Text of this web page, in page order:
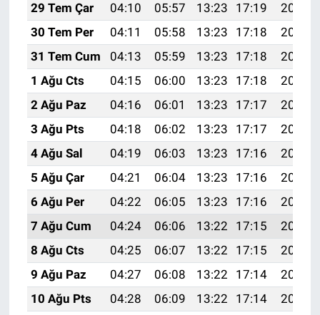
29 Tem Çar
04:10 05:57 13:23 17:19
20:39
30 Tem Per
04:11 05:58 13:23 17:18
20:38
31 Tem Cum
04:13 05:59 13:23 17:18
20:37
1 Ağu Cts
04:15 06:00 13:23 17:18
20:36
2 Ağu Paz
04:16 06:01 13:23 17:17
20:35
3 Ağu Pts
04:18 06:02 13:23 17:17
20:34
4 Ağu Sal
04:19 06:03 13:23 17:16
20:33
5 Ağu Çar
04:21 06:04 13:23 17:16
20:32
6 Ağu Per
04:22 06:05 13:23 17:16
20:30
7 Ağu Cum
04:24 06:06 13:22 17:15
20:29
8 Ağu Cts
04:25 06:07 13:22 17:15
20:28
9 Ağu Paz
04:27 06:08 13:22 17:14
20:27
10 Ağu Pts
04:28 06:09 13:22 17:14
20:25